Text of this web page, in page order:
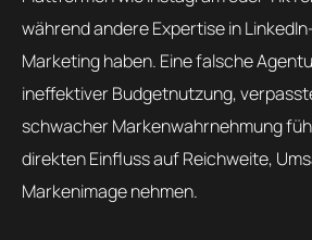
während andere Expertise in
Marketing haben. Eine falsche
ineffektiver Budgetnutzung,
schwacher Markenwahrnehmung
direkten Einfluss auf Reichweite,
Markenimage nehmen.